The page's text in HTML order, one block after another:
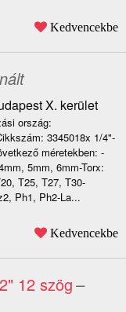
Kedvencekbe
X. kerület
ország:
3345018x 1/4"-
méretekben: -
5mm, 6mm-Torx:
T25, T27, T30-
Ph1, Ph2-La...
Kedvencekbe
12 szög–